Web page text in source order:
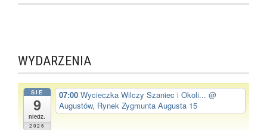
WYDARZENIA
SIE
9
niedz.
2026
07:00 Wycieczka Wilczy Szaniec i Okoli... @
Augustów, Rynek Zygmunta Augusta 15